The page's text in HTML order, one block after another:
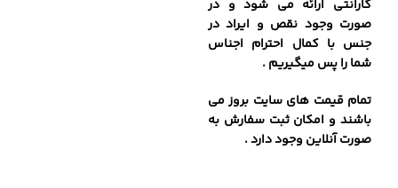
گارانتی ارائه می شود و در
صورت وجود نقص و ایراد در
جنس با کمال احترام اجناس
شما را پس میگیریم .
تمام قیمت های سایت بروز می
باشند و امکان ثبت سفارش به
صورت آنلاین وجود دارد .